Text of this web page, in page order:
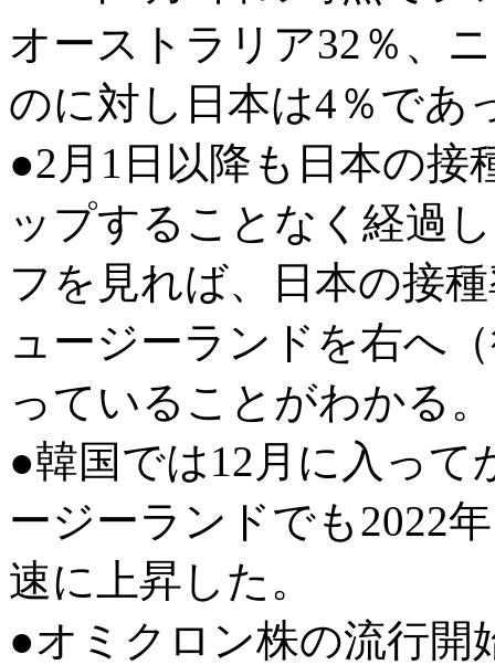
オーストラリア32％、
のに対し日本は4％であ
●2月1日以降も日本の接
ップすることなく経過
フを見れば、日本の接
ュージーランドを右へ
っていることがわかる。
●韓国では12月に入っ
ージーランドでも2022
速に上昇した。
●オミクロン株の流行開